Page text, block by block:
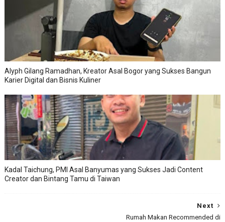
Alyph Gilang Ramadhan, Kreator Asal Bogor yang Sukses Bangun
Karier Digital dan Bisnis Kuliner
Kadal Taichung, PMI Asal Banyumas yang Sukses Jadi Content
Creator dan Bintang Tamu di Taiwan
Next
Rumah Makan Recommended di